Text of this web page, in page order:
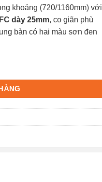
khoảng (720/1160mm) với
dày 25mm, co giãn phù
bàn có hai màu sơn đen